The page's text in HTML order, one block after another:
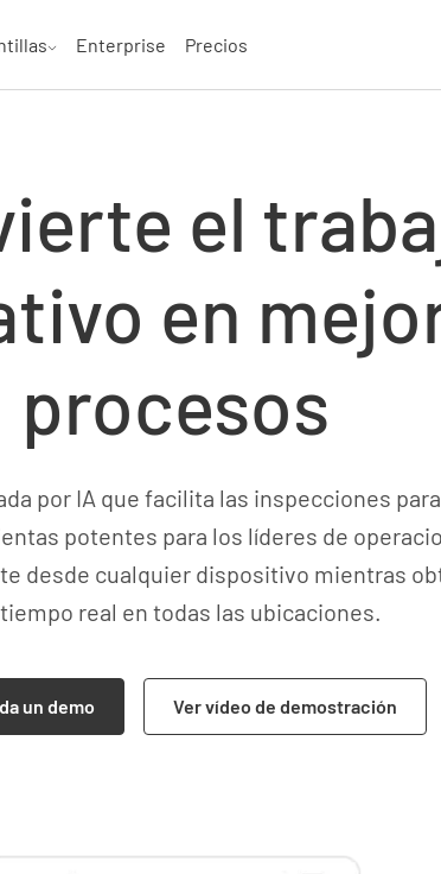
Enterprise Precios
el
en
procesos
por IA que facilita las inspecciones
potentes para los líderes de
desde cualquier dispositivo mientras
real en todas las ubicaciones.
un demo Ver vídeo de demostración